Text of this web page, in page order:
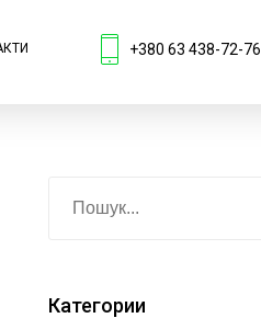
+380 63 438-72-76
Категории